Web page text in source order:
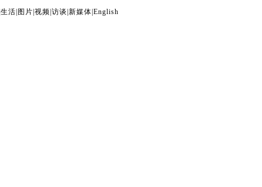
生活 图片 视频 访谈 新媒体 English